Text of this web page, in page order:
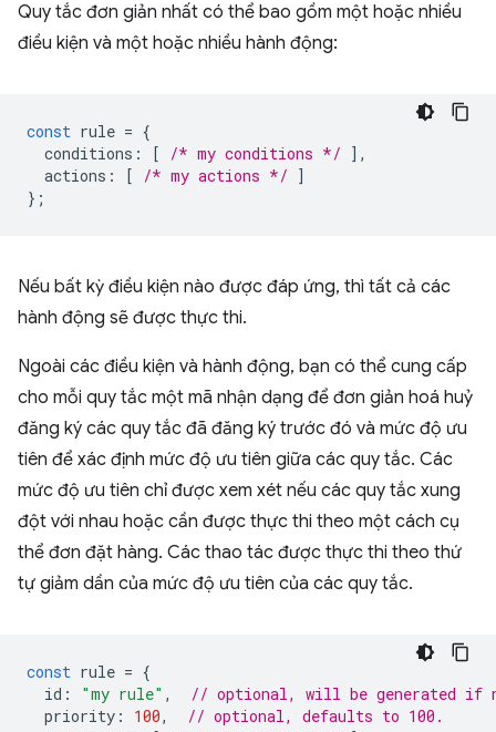
Quy tắc đơn giản nhất có thể bao gồm một hoặc nhiều
điều kiện và một hoặc nhiều hành động:
const rule = {
conditions : [ /* my conditions */ ],
actions : [ /* my actions */ ]
};
Nếu bất kỳ điều kiện nào được đáp ứng, thì tất cả các
hành động sẽ được thực thi.
Ngoài các điều kiện và hành động, bạn có thể cung cấp
cho mỗi quy tắc một mã nhận dạng để đơn giản hoá huỷ
đăng ký các quy tắc đã đăng ký trước đó và mức độ ưu
tiên để xác định mức độ ưu tiên giữa các quy tắc. Các
mức độ ưu tiên chỉ được xem xét nếu các quy tắc xung
đột với nhau hoặc cần được thực thi theo một cách cụ
thể đơn đặt hàng. Các thao tác được thực thi theo thứ
tự giảm dần của mức độ ưu tiên của các quy tắc.
const rule = {
id : "my rule" ,
// optional, will be generated if
priority : 100,
// optional, defaults to 100.